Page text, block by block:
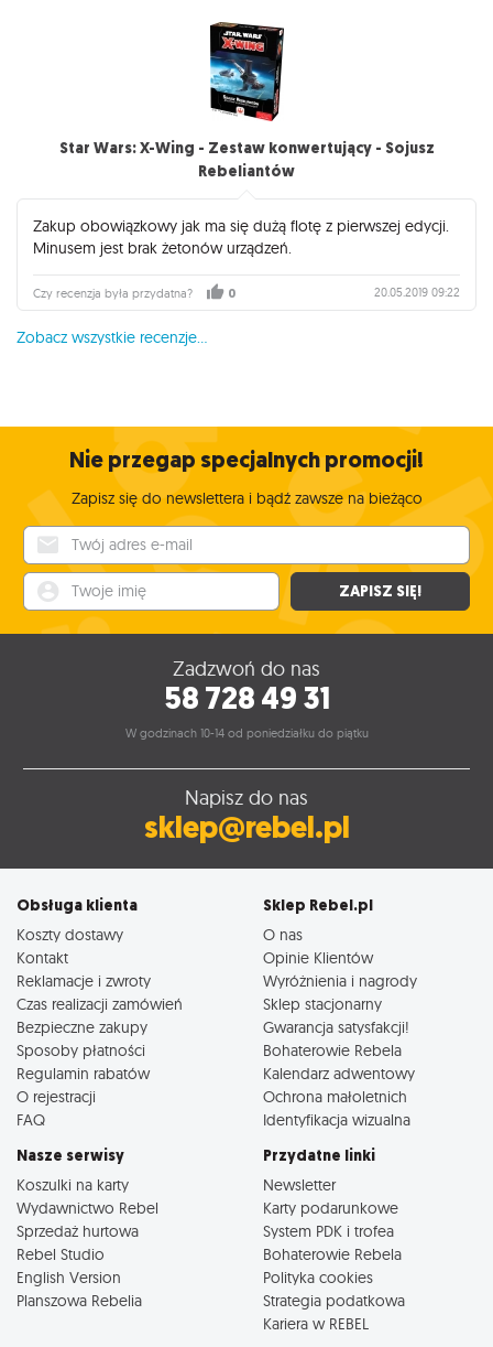
Star Wars: X-Wing - Zestaw konwertujący - Sojusz
Rebeliantów
Zakup obowiązkowy jak ma się dużą flotę z pierwszej edycji.
Minusem jest brak żetonów urządzeń.
Czy recenzja była przydatna? 0 20.05.2019 09:22
Zobacz wszystkie recenzje...
Nie przegap specjalnych promocji!
Zapisz się do newslettera i bądź zawsze na bieżąco
ZAPISZ SIĘ!
Zadzwoń do nas
58 728 49 31
W godzinach 10-14 od poniedziałku do piątku
Napisz do nas
sklep@rebel.pl
Obsługa klienta
Koszty dostawy
Kontakt
Reklamacje i zwroty
Czas realizacji zamówień
Bezpieczne zakupy
Sposoby płatności
Regulamin rabatów
O rejestracji
FAQ
Sklep Rebel.pl
O nas
Opinie Klientów
Wyróżnienia i nagrody
Sklep stacjonarny
Gwarancja satysfakcji!
Bohaterowie Rebela
Kalendarz adwentowy
Ochrona małoletnich
Identyfikacja wizualna
Nasze serwisy
Koszulki na karty
Wydawnictwo Rebel
Sprzedaż hurtowa
Rebel Studio
English Version
Planszowa Rebelia
Przydatne linki
Newsletter
Karty podarunkowe
System PDK i trofea
Bohaterowie Rebela
Polityka cookies
Strategia podatkowa
Kariera w REBEL